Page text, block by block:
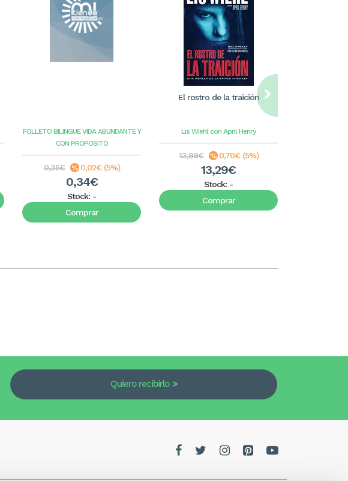
FOLLETO BILINGUE VIDA ABUNDANTE Y
CON PROPOSITO
0,35€ 0,02€ (5%)
0,34€
Stock: -
Comprar
El rostro de la traición
Lis Wiehl con April Henry
13,99€ 0,70€ (5%)
13,29€
Stock: -
Comprar
Quiero recibirlo